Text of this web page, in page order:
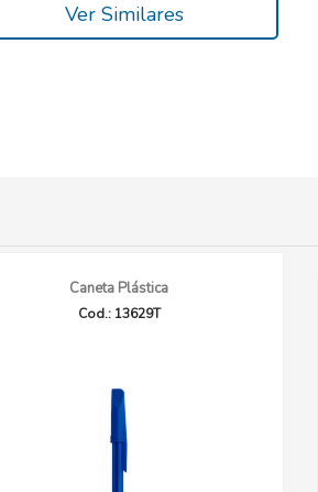
Ver Similares
Caneta Plástica
Cod.: 13629T